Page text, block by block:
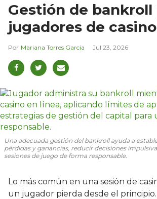
Gestión de bankroll
jugadores de casino
Mariana Torres García Jul 23, 2026
Una adecuada gestión del bankroll ayuda a
pérdidas y ganancias, reducir decisiones
sesiones de juego de forma responsable.
Lo más común en una sesión de
un jugador pierda desde el principio.